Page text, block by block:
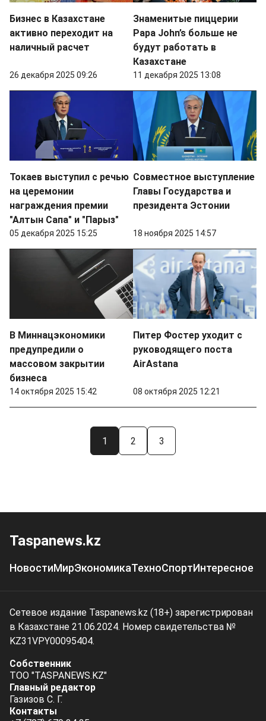
Бизнес в Казахстане
активно переходит на
наличный расчет
26 декабря 2025 09:26
Знаменитые пиццерии
Papa John’s больше не
будут работать в
Казахстане
11 декабря 2025 13:08
Токаев выступил с речью
на церемонии
награждения премии
"Алтын Сапа" и "Парыз"
05 декабря 2025 15:25
Совместное выступление
Главы Государства и
президента Эстонии
18 ноября 2025 14:57
В Миннацэкономики
предупредили о
массовом закрытии
бизнеса
14 октября 2025 15:42
Питер Фостер уходит с
руководящего поста
AirAstana
08 октября 2025 12:21
1 2 3
Taspanews.kz
НовостиМирЭкономикаТехноСпортИнтересное
Сетевое издание Taspanews.kz (18+) зарегистрирован
в Казахстане 21.06.2024. Номер свидетельства №
KZ31VPY00095404.
Собственник
ТОО "TASPANEWS.KZ"
Главный редактор
Газизов С. Г.
Контакты